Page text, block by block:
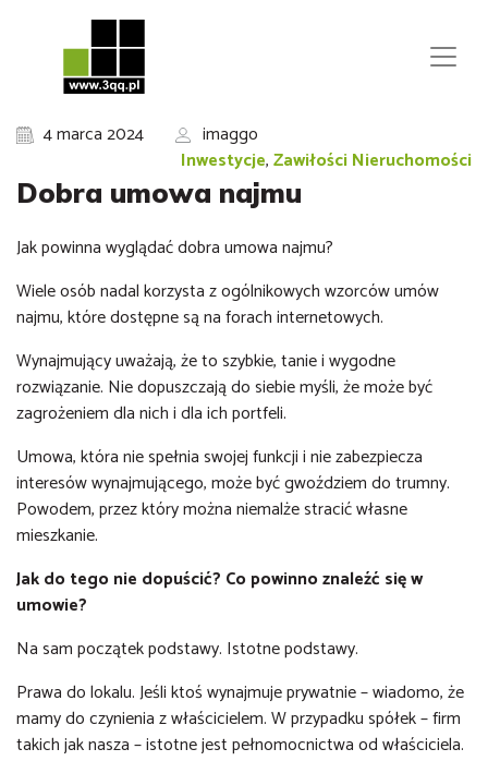
4 marca 2024
imaggo
Inwestycje,Zawiłości Nieruchomości
Dobra umowa najmu
Jak powinna wyglądać dobra umowa najmu?
Wiele osób nadal korzysta z ogólnikowych wzorców umów
najmu, które dostępne są na forach internetowych.
Wynajmujący uważają, że to szybkie, tanie i wygodne
rozwiązanie. Nie dopuszczają do siebie myśli, że może być
zagrożeniem dla nich i dla ich portfeli.
Umowa, która nie spełnia swojej funkcji i nie zabezpiecza
interesów wynajmującego, może być gwoździem do trumny.
Powodem, przez który można niemalże stracić własne
mieszkanie.
Jak do tego nie dopuścić? Co powinno znaleźć się w
umowie?
Na sam początek podstawy. Istotne podstawy.
Prawa do lokalu. Jeśli ktoś wynajmuje prywatnie – wiadomo, że
mamy do czynienia z właścicielem. W przypadku spółek – firm
takich jak nasza – istotne jest pełnomocnictwa od właściciela.